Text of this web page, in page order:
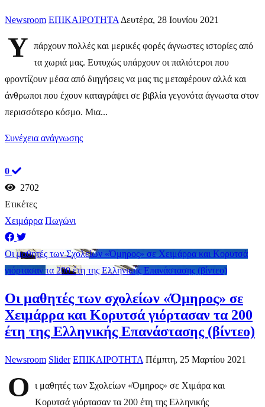
Newsroom ΕΠΙΚΑΙΡΟΤΗΤΑ Δευτέρα, 28 Ιουνίου 2021
Υ
πάρχουν πολλές και μερικές φορές άγνωστες ιστορίες από
τα χωριά μας. Ευτυχώς υπάρχουν οι παλιότεροι που
φροντίζουν μέσα από διηγήσεις να μας τις μεταφέρουν αλλά και
άνθρωποι που έχουν καταγράψει σε βιβλία γεγονότα άγνωστα στον
περισσότερο κόσμο. Μια...
Συνέχεια ανάγνωσης
0
2702
Ετικέτες
Χειμάρρα Πωγώνι
Οι μαθητές των Σχολείων «Όμηρος» σε Χειμάρρα και Κορυτσά
γιόρτασαν τα 200 έτη της Ελληνικής Επανάστασης (βίντεο)
Οι μαθητές των σχολείων «Όμηρος» σε
Χειμάρρα και Κορυτσά γιόρτασαν τα 200
έτη της Ελληνικής Επανάστασης (βίντεο)
Newsroom Slider ΕΠΙΚΑΙΡΟΤΗΤΑ Πέμπτη, 25 Μαρτίου 2021
Ο
ι μαθητές των Σχολείων «Όμηρος» σε Χιμάρα και
Κορυτσά γιόρτασαν τα 200 έτη της Ελληνικής